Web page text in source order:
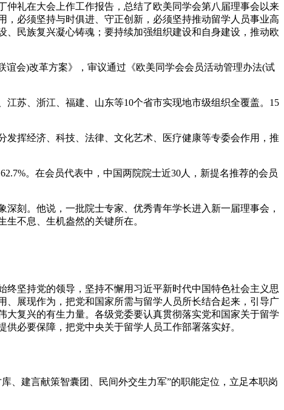
礼在大会上作工作报告，总结了欧美同学会第八届理事会以来
必须坚持与时俱进、守正创新，必须坚持推动留学人员事业高
民族复兴凝心铸魂；要持续加强组织建设和自身建设，推动欧
会)改革方案》，审议通过《欧美同学会会员活动管理办法(试
苏、浙江、福建、山东等10个省市实现地市级组织全覆盖。15
挥经济、科技、法律、文化艺术、医疗健康等专委会作用，推
。在会员代表中，中国两院院士近30人，新提名推荐的会员
刻。他说，一批院士专家、优秀青年学长进入新一届理事会，
不息、生机盎然的关键所在。
坚持党的领导，坚持不懈用习近平新时代中国特色社会主义思
展现作为，把党和国家所需与留学人员所长结合起来，引导广
复兴的有生力量。各级党委要认真贯彻落实党和国家关于留学
必要保障，把党中央关于留学人员工作部署落实好。
建言献策智囊团、民间外交生力军”的职能定位，立足本职岗